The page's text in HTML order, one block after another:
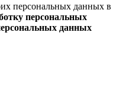
персональных данных в
персональных
данных